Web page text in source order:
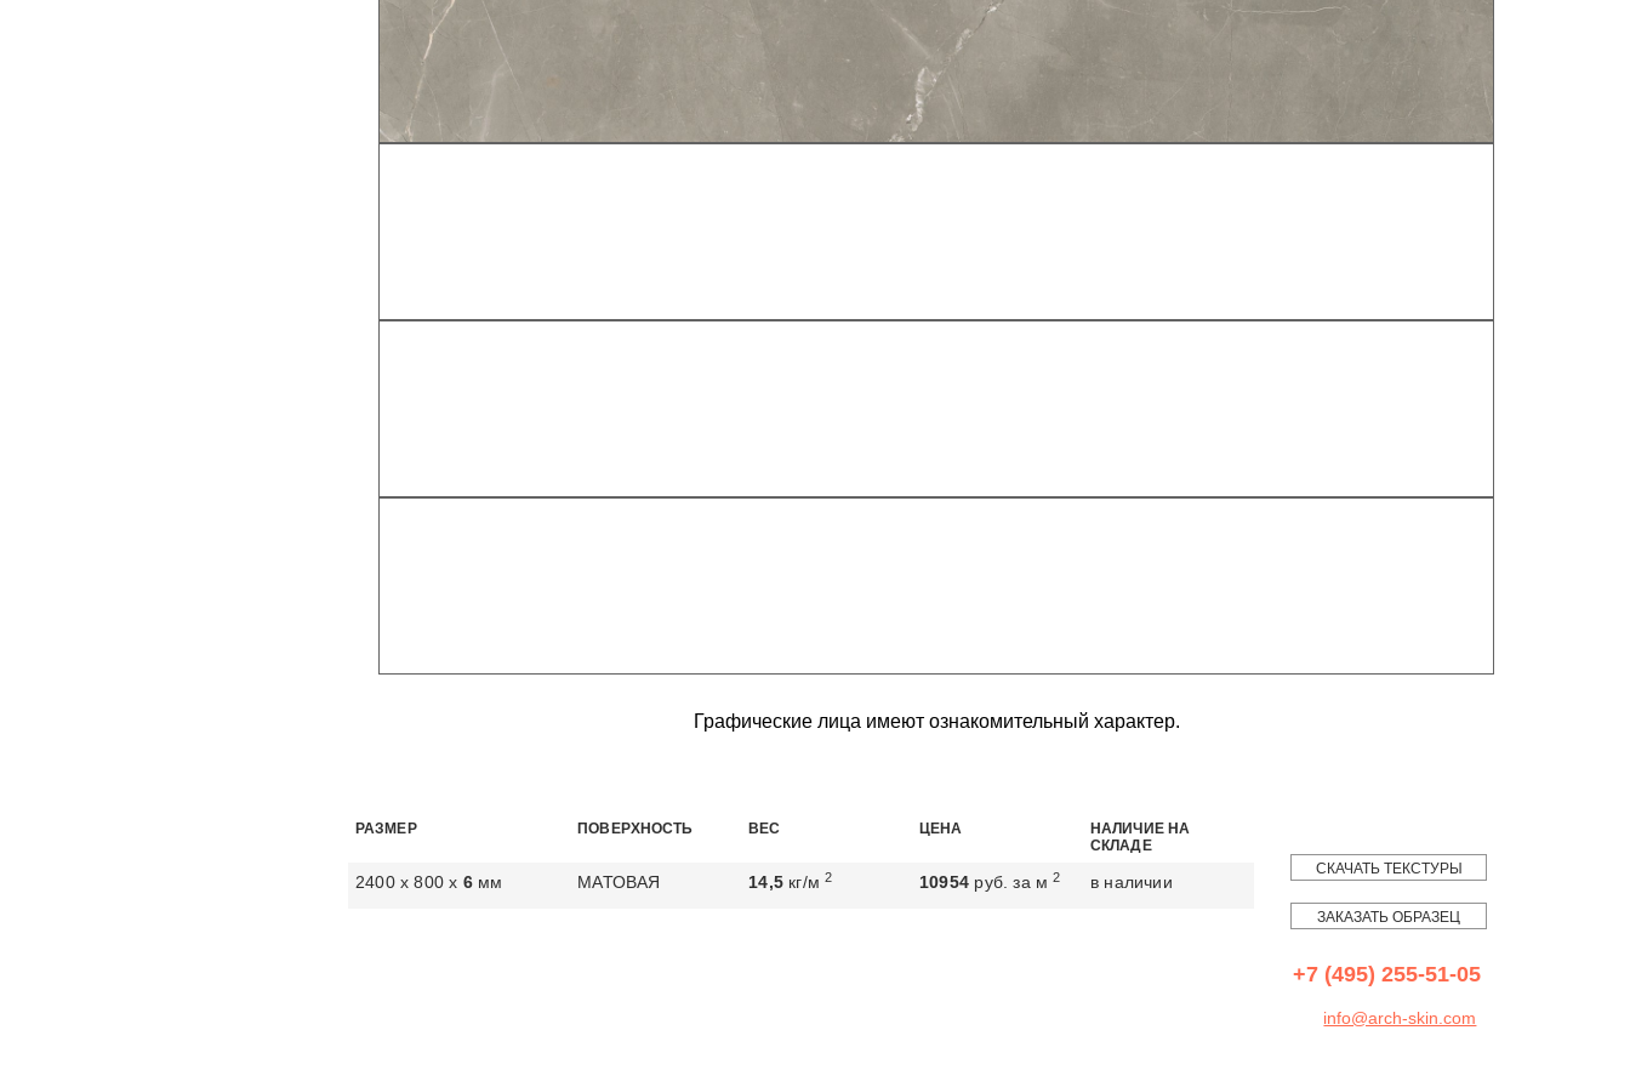
Графические лица имеют ознакомительный характер.
РАЗМЕР
2400 х 800 х 6мм
ПОВЕРХНОСТЬ
МАТОВАЯ
ВЕС
14,5кг/м2
ЦЕНА
10954 руб. за м2
НАЛИЧИЕ НА
СКЛАДЕ
в наличии
СКАЧАТЬ ТЕКСТУРЫ
ЗАКАЗАТЬ ОБРАЗЕЦ
+7 (495) 255-51-05
info@arch-skin.com